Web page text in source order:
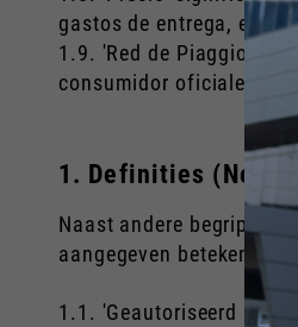
gastos de entrega,
1.9. 'Red de Piaggio'
consumidor oficiales,
1. Definities
Naast andere begrippen
aangegeven betekenis.
1.1. 'Geautoriseerd